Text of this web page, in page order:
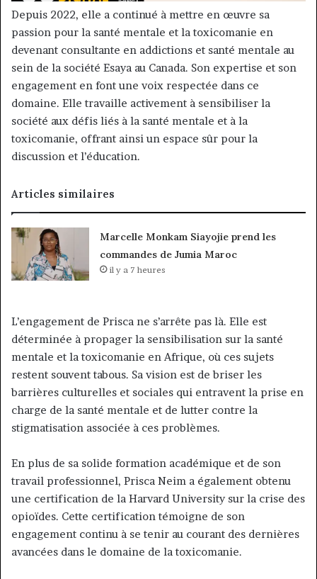
Depuis 2022, elle a continué à mettre en œuvre sa
passion pour la santé mentale et la toxicomanie en
devenant consultante en addictions et santé mentale au
sein de la société Esaya au Canada. Son expertise et son
engagement en font une voix respectée dans ce
domaine. Elle travaille activement à sensibiliser la
société aux défis liés à la santé mentale et à la
toxicomanie, offrant ainsi un espace sûr pour la
discussion et l’éducation.
Articles similaires
Marcelle Monkam Siayojie prend les
commandes de Jumia Maroc
il y a 7 heures
L’engagement de Prisca ne s’arrête pas là. Elle est
déterminée à propager la sensibilisation sur la santé
mentale et la toxicomanie en Afrique, où ces sujets
restent souvent tabous. Sa vision est de briser les
barrières culturelles et sociales qui entravent la prise en
charge de la santé mentale et de lutter contre la
stigmatisation associée à ces problèmes.
En plus de sa solide formation académique et de son
travail professionnel, Prisca Neim a également obtenu
une certification de la Harvard University sur la crise des
opioïdes. Cette certification témoigne de son
engagement continu à se tenir au courant des dernières
avancées dans le domaine de la toxicomanie.